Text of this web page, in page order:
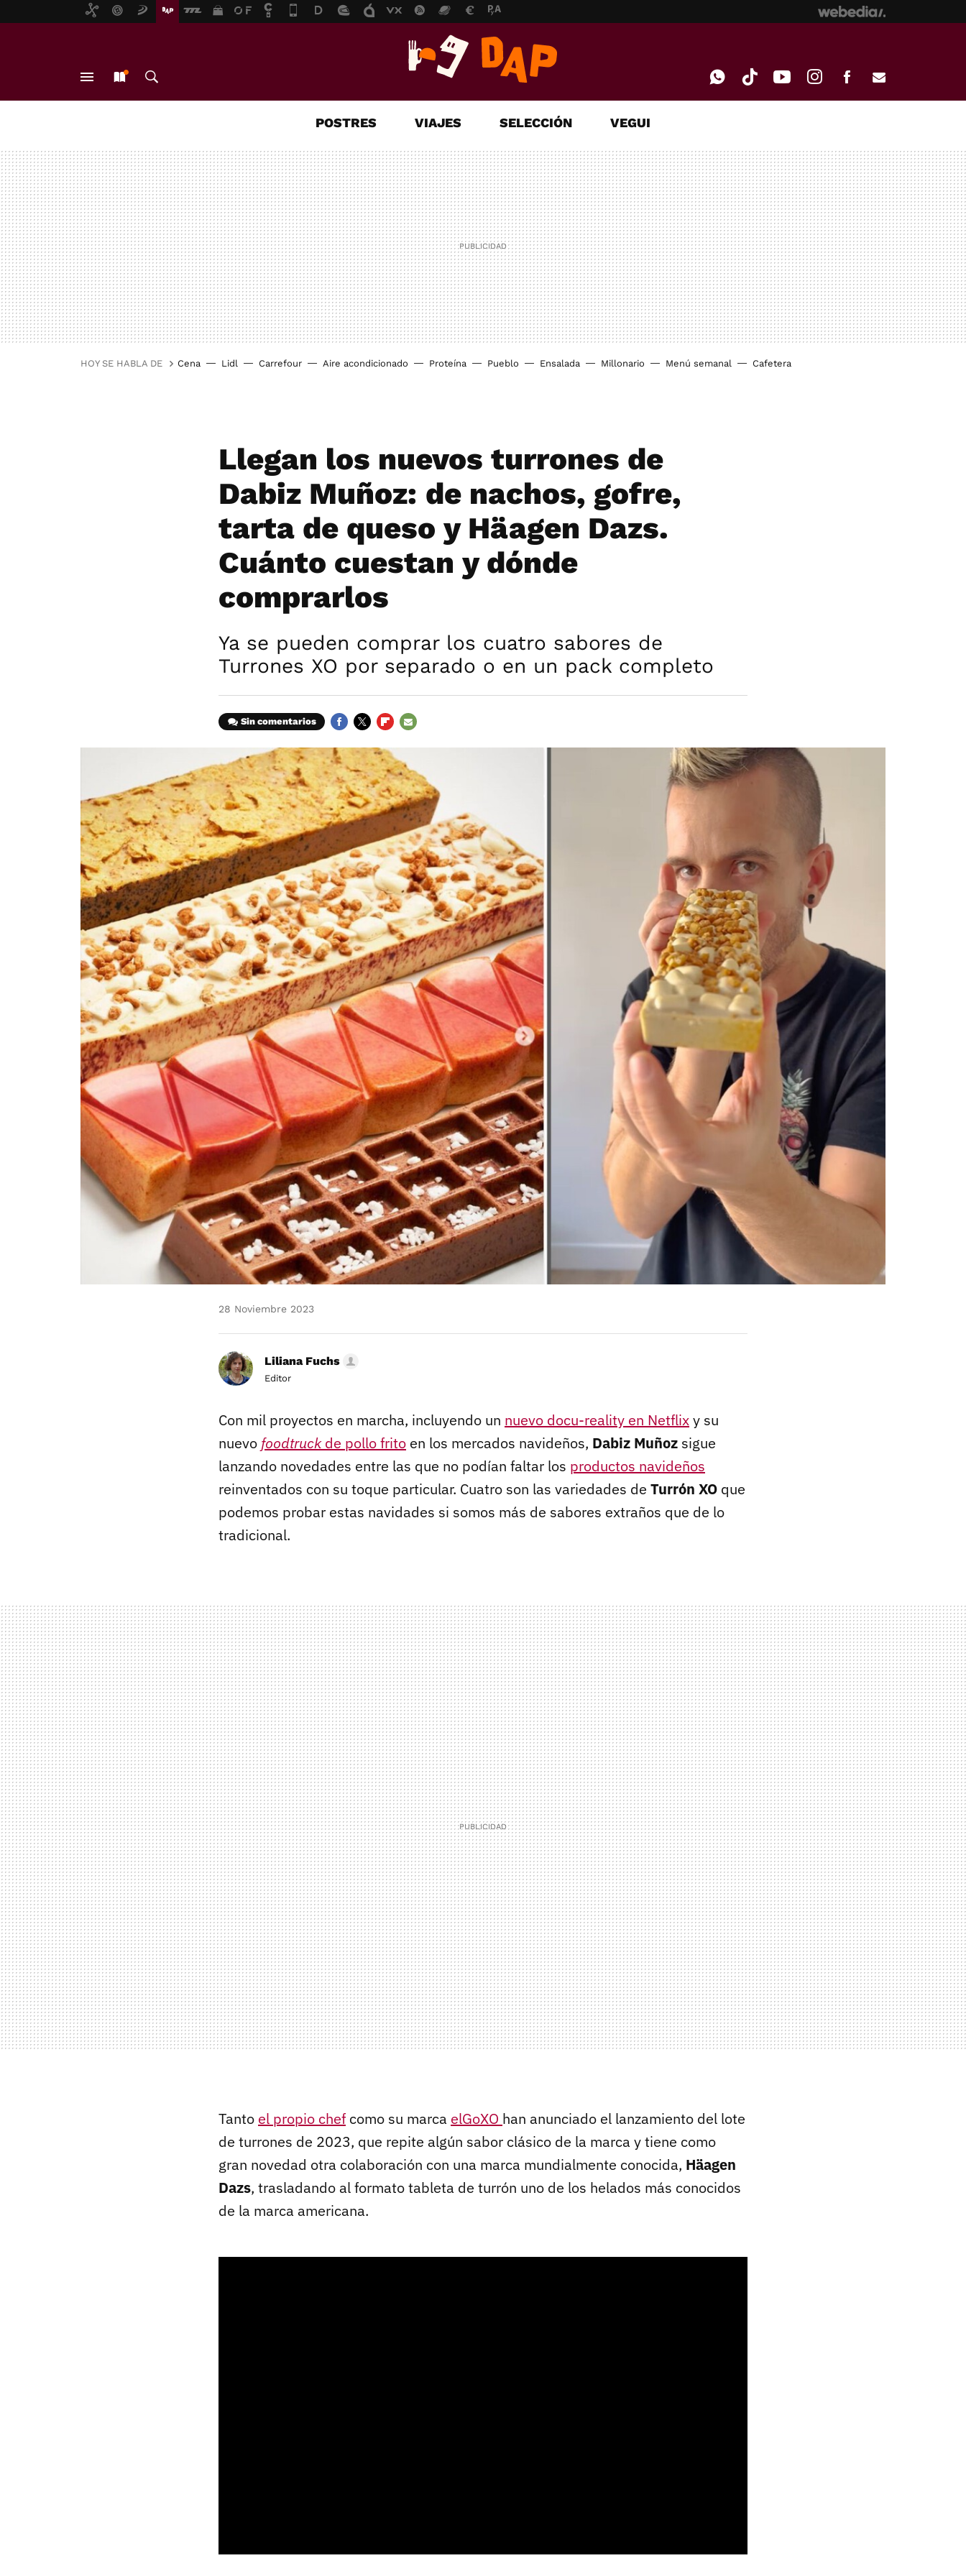
MAIL
POSTRES VIAJES SELECCIÓN VEGUI
HOY SE HABLA DE Cena Lidl Carrefour Aire acondicionado Proteína Pueblo Ensalada Millonario Menú semanal Cafetera
Llegan los nuevos turrones de
Dabiz Muñoz: de nachos, gofre,
tarta de queso y Häagen Dazs.
Cuánto cuestan y dónde
comprarlos
Ya se pueden comprar los cuatro sabores de
Turrones XO por separado o en un pack completo
Sin comentarios
28 Noviembre 2023
Liliana Fuchs
Editor
Con mil proyectos en marcha, incluyendo un nuevo docu-reality en Netflixy su
nuevo foodtruckde pollo frito en los mercados navideños, Dabiz Muñoz sigue
lanzando novedades entre las que no podían faltar los productos navideños
reinventados con su toque particular. Cuatro son las variedades de Turrón XO que
podemos probar estas navidades si somos más de sabores extraños que de lo
tradicional.
Tanto el propio chef como su marca elGoXO han anunciado el lanzamiento del lote
de turrones de 2023, que repite algún sabor clásico de la marca y tiene como
gran novedad otra colaboración con una marca mundialmente conocida, Häagen
Dazs, trasladando al formato tableta de turrón uno de los helados más conocidos
de la marca americana.